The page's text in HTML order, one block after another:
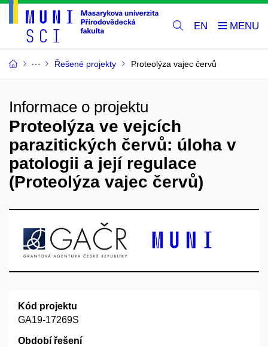
EN
Řešené projekty Proteolýza vajec červů
Informace o projektu
Proteolýza ve vejcích
parazitických červů: úloha v
patologii a její regulace
(Proteolýza vajec červů)
Kód projektu
GA19-17269S
Období řešení